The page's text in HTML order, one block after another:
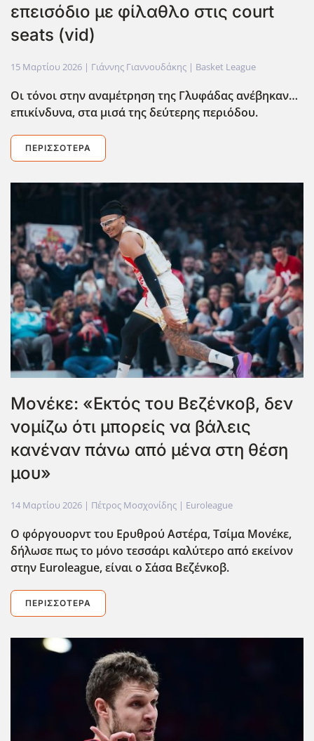
επεισόδιο με φίλαθλο στις court
seats (vid)
15 Μαρτίου 2026 | Γιάννης Γιαννουδάκης | Basket League
Οι τόνοι στην αναμέτρηση της Γλυφάδας ανέβηκαν…
επικίνδυνα, στα μισά της δεύτερης περιόδου.
ΠΕΡΙΣΣΌΤΕΡΑ
Μονέκε: «Εκτός του Βεζένκοβ, δεν
νομίζω ότι μπορείς να βάλεις
κανέναν πάνω από μένα στη θέση
μου»
14 Μαρτίου 2026 | Πέτρος Μοσχονίδης | Euroleague
Ο φόργουορντ του Ερυθρού Αστέρα, Τσίμα Μονέκε,
δήλωσε πως το μόνο τεσσάρι καλύτερο από εκείνον
στην Euroleague, είναι ο Σ΄ασα Βεζένκοβ.
ΠΕΡΙΣΣΌΤΕΡΑ